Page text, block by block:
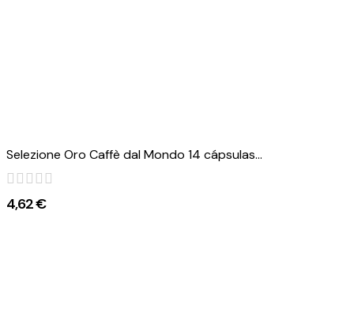
Selezione Oro Caffè dal Mondo 14 cápsulas...
4,62 €